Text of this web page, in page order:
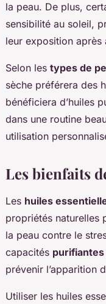
la peau. De plus,
sensibilité au soleil,
leur exposition après
Selon les types de
sèche préférera des
bénéficiera d’huiles
dans une routine
utilisation
Les bienfaits
Les huiles
propriétés naturelles
la peau contre le
capacités purifiantes
prévenir l’apparition
Utiliser les huiles